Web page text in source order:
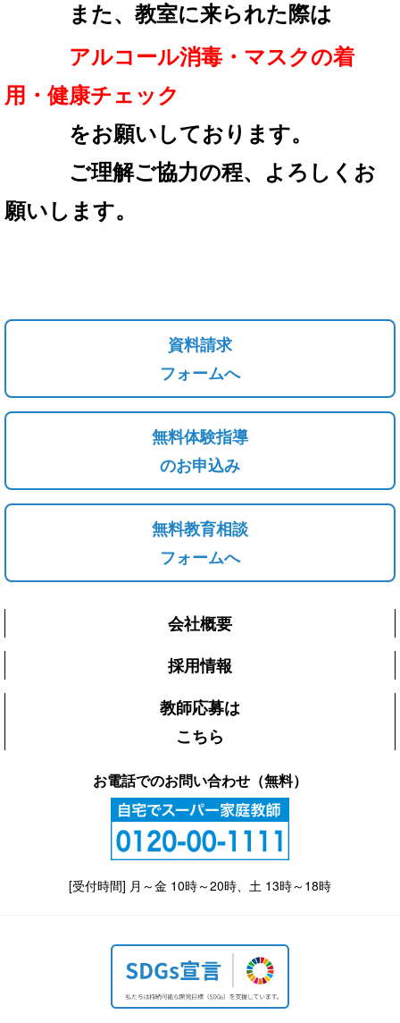
また、教室に来られた際は
アルコール消毒・マスクの着
用・健康チェック
をお願いしております。
ご理解ご協力の程、
よろしくお
願いします。
資料請求
フォームへ
無料体験指導
のお申込み
無料教育相談
フォームへ
会社概要
採用情報
教師応募は
こちら
お電話でのお問い合わせ（無料）
[受付時間] 月～金 10時～20時、土 13時～18時